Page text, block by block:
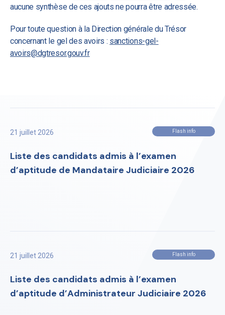
aucune synthèse de ces ajouts ne pourra être adressée.
Pour toute question à la Direction générale du Trésor
concernant le gel des avoirs : sanctions-gel-
avoirs@dgtresor.gouv.fr
21 juillet 2026 Flash info
Liste des candidats admis à l’examen
d’aptitude de Mandataire Judiciaire 2026
21 juillet 2026 Flash info
Liste des candidats admis à l’examen
d’aptitude d’Administrateur Judiciaire 2026